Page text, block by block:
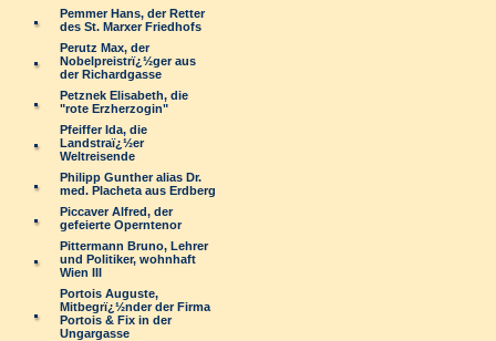
Pemmer Hans, der Retter
des St. Marxer Friedhofs
Perutz Max, der
Nobelpreistrï¿½ger aus
der Richardgasse
Petznek Elisabeth, die
"rote Erzherzogin"
Pfeiffer Ida, die
Landstraï¿½er
Weltreisende
Philipp Gunther alias Dr.
med. Placheta aus Erdberg
Piccaver Alfred, der
gefeierte Operntenor
Pittermann Bruno, Lehrer
und Politiker, wohnhaft
Wien III
Portois Auguste,
Mitbegrï¿½nder der Firma
Portois & Fix in der
Ungargasse